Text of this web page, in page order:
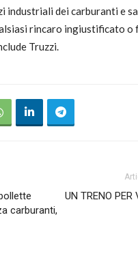
industriali dei carburanti e
rincaro ingiustificato o
Truzzi.
carburanti,
UN TRENO